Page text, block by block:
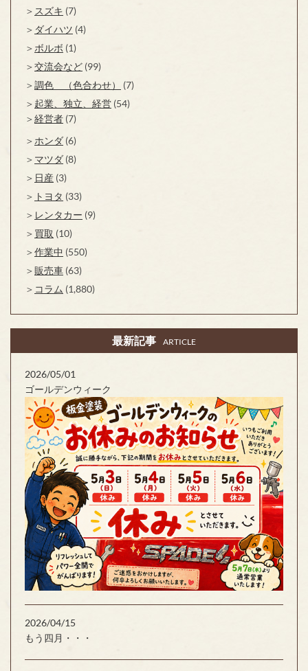
スズキ (7)
ダイハツ (4)
ボルボ (1)
交流会など (99)
調色 （色合わせ）
(7)
起業、独立、経営 (54)
経営者 (7)
ホンダ (6)
マツダ (8)
日産 (3)
トヨタ (33)
レンタカー (9)
買取 (10)
作業中 (550)
販売車 (63)
コラム (1,880)
最新記事 ARTICLE
2026/05/01
ゴールデンウィーク
2026/04/15
もう四月・・・